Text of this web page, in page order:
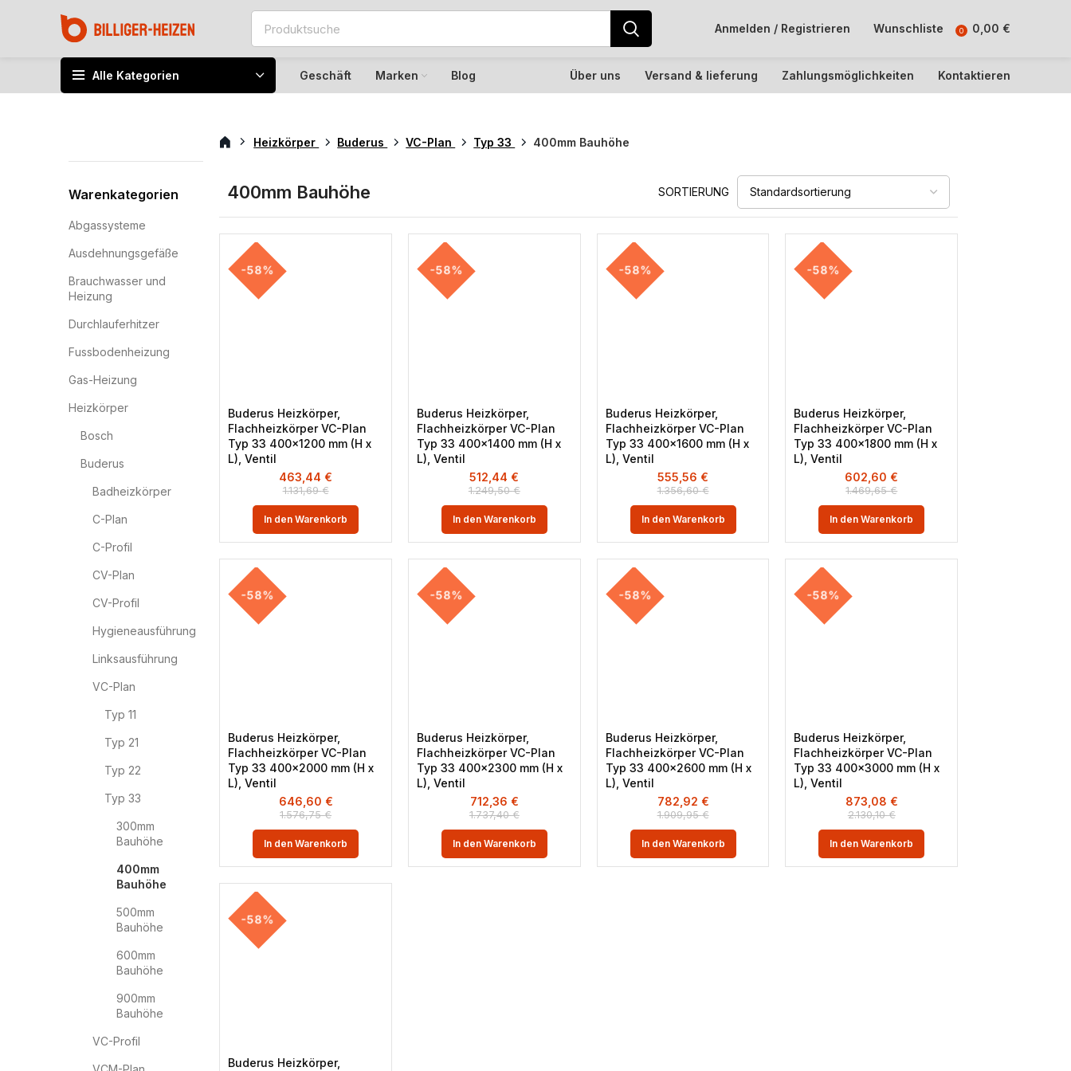
Anmelden / Registrieren Wunschliste 0 0,00 €
Alle Kategorien Geschäft Marken Blog Über uns Versand & lieferung Zahlungsmöglichkeiten Kontaktieren
Warenkategorien
Abgassysteme
Ausdehnungsgefäße
Brauchwasser und
Heizung
Durchlauferhitzer
Fussbodenheizung
Gas-Heizung
Heizkörper
Bosch
Buderus
Badheizkörper
C-Plan
C-Profil
CV-Plan
CV-Profil
Hygieneausführung
Linksausführung
VC-Plan
Typ 11
Typ 21
Typ 22
Typ 33
300mm
Bauhöhe
400mm
Bauhöhe
500mm
Bauhöhe
600mm
Bauhöhe
900mm
Bauhöhe
VC-Profil
Heizkörper Buderus VC-Plan Typ 33 400mm Bauhöhe
400mm Bauhöhe SORTIERUNG
-58%
Buderus Heizkörper,
Flachheizkörper VC-Plan
Typ 33 400×1200 mm (H x
L), Ventil
1.131,69€
463,44 €
In den Warenkorb
-58%
Buderus Heizkörper,
Flachheizkörper VC-Plan
Typ 33 400×1400 mm (H x
L), Ventil
1.249,50€
512,44 €
In den Warenkorb
-58%
Buderus Heizkörper,
Flachheizkörper VC-Plan
Typ 33 400×1600 mm (H x
L), Ventil
1.356,60€
555,56 €
In den Warenkorb
-58%
Buderus Heizkörper,
Flachheizkörper VC-Plan
Typ 33 400×1800 mm (H x
L), Ventil
1.469,65€
602,60 €
In den Warenkorb
-58%
Buderus Heizkörper,
Flachheizkörper VC-Plan
Typ 33 400×2000 mm (H x
L), Ventil
1.576,75€
646,60 €
In den Warenkorb
-58%
Buderus Heizkörper,
Flachheizkörper VC-Plan
Typ 33 400×2300 mm (H x
L), Ventil
1.737,40€
712,36 €
In den Warenkorb
-58%
Buderus Heizkörper,
Flachheizkörper VC-Plan
Typ 33 400×2600 mm (H x
L), Ventil
1.909,95€
782,92 €
In den Warenkorb
-58%
Buderus Heizkörper,
Flachheizkörper VC-Plan
Typ 33 400×3000 mm (H x
L), Ventil
2.130,10€
873,08 €
In den Warenkorb
-58%
Buderus Heizkörper,